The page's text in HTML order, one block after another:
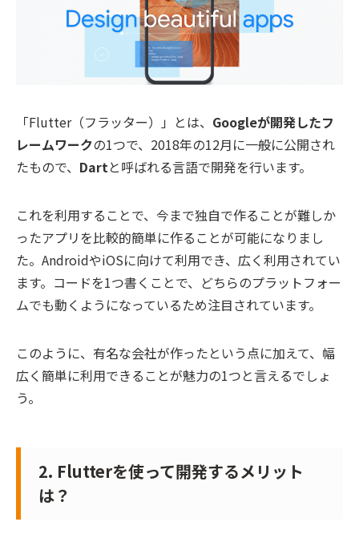
「Flutter（フラッター）」とは、 Googleが開発したフ
レームワークの1つで、2018年の12月に一般に公開され
たもので、 Dartと呼ばれる言語で開発を行います。
これを利用することで、今まで独自で作ることが難しか
ったアプリを比較的簡単に作ることが可能になりまし
た。AndroidやiOSに向けて利用でき、広く利用されてい
ます。コードを1つ書くことで、どちらのプラットフォー
ムでも動くようになっているため注目されています。
このように、有名な会社が作ったという点に加えて、幅
広く簡単に利用できることが魅力の1つと言えるでしょ
う。
2. Flutterを使って開発するメリット
は？